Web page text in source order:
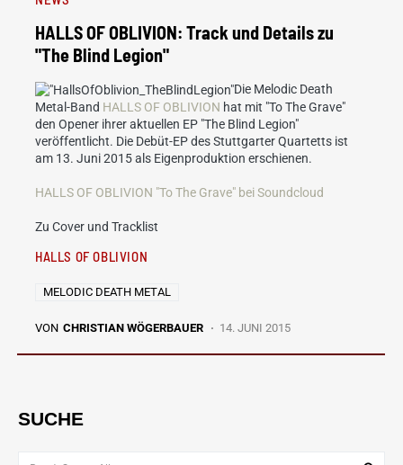
HALLS OF OBLIVION: Track und Details zu
"The Blind Legion"
Die Melodic Death
Metal-Band HALLS OF OBLIVION hat mit "To The Grave"
den Opener ihrer aktuellen EP "The Blind Legion"
veröffentlicht. Die Debüt-EP des Stuttgarter Quartetts ist
am 13. Juni 2015 als Eigenproduktion erschienen.
HALLS OF OBLIVION "To The Grave" bei Soundcloud
Zu Cover und Tracklist
HALLS OF OBLIVION
MELODIC DEATH METAL
VON CHRISTIAN WÖGERBAUER 14. JUNI 2015
SUCHE